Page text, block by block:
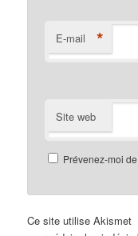
E-mail *
Site web
Prévenez-moi
Ce site utilise Akismet